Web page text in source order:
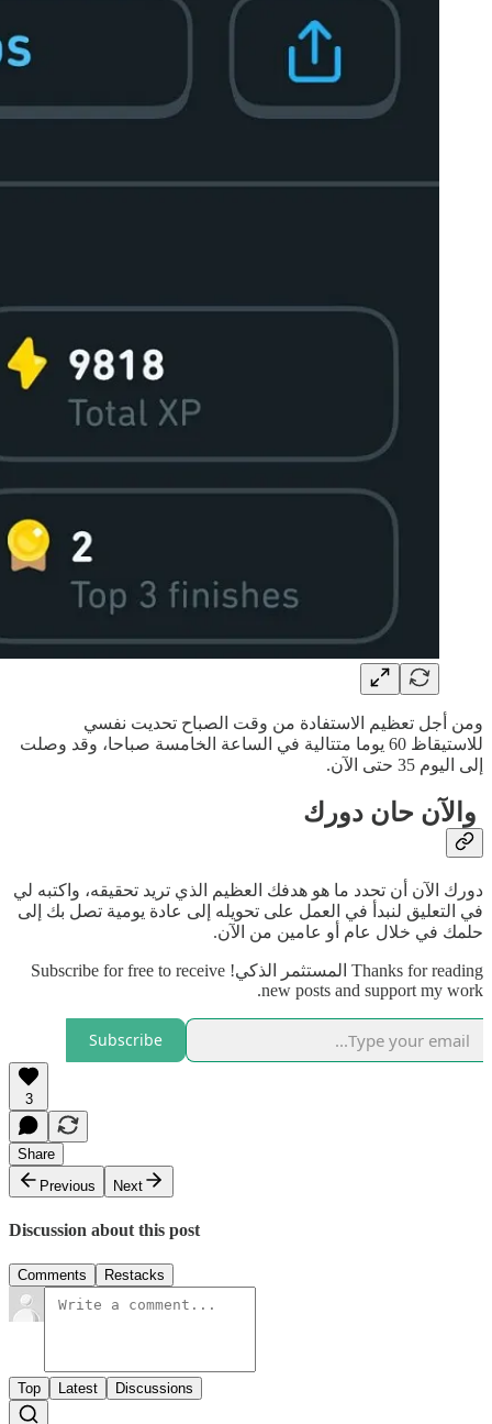
ومن أجل تعظيم الاستفادة من وقت الصباح تحديت نفسي
للاستيقاظ 60 يوما متتالية في الساعة الخامسة صباحا، وقد وصلت
إلى اليوم 35 حتى الآن.
والآن حان دورك
دورك الآن أن تحدد ما هو هدفك العظيم الذي تريد تحقيقه، واكتبه لي
في التعليق لنبدأ في العمل على تحويله إلى عادة يومية تصل بك إلى
حلمك في خلال عام أو عامين من الآن.
Thanks for reading المستثمر الذكي! Subscribe for free to receive
new posts and support my work.
Subscribe
3
Share
Previous
Next
Discussion about this post
Comments Restacks
Top Latest Discussions